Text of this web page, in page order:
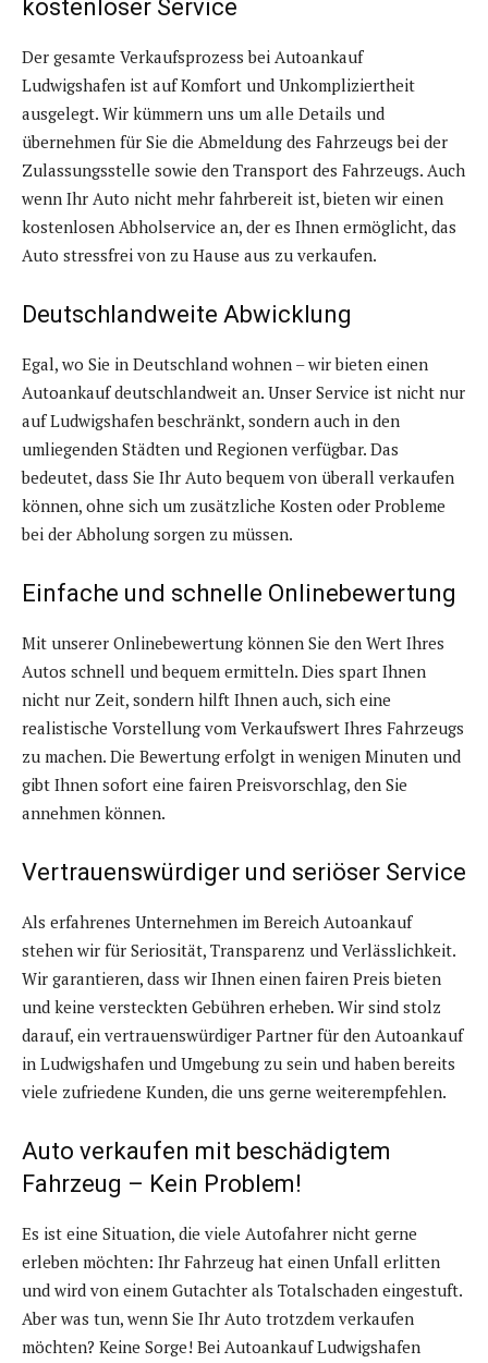
kostenloser Service
Der gesamte Verkaufsprozess bei Autoankauf
Ludwigshafen ist auf Komfort und Unkompliziertheit
ausgelegt. Wir kümmern uns um alle Details und
übernehmen für Sie die Abmeldung des Fahrzeugs bei der
Zulassungsstelle sowie den Transport des Fahrzeugs. Auch
wenn Ihr Auto nicht mehr fahrbereit ist, bieten wir einen
kostenlosen Abholservice an, der es Ihnen ermöglicht, das
Auto stressfrei von zu Hause aus zu verkaufen.
Deutschlandweite Abwicklung
Egal, wo Sie in Deutschland wohnen – wir bieten einen
Autoankauf deutschlandweit an. Unser Service ist nicht nur
auf Ludwigshafen beschränkt, sondern auch in den
umliegenden Städten und Regionen verfügbar. Das
bedeutet, dass Sie Ihr Auto bequem von überall verkaufen
können, ohne sich um zusätzliche Kosten oder Probleme
bei der Abholung sorgen zu müssen.
Einfache und schnelle Onlinebewertung
Mit unserer Onlinebewertung können Sie den Wert Ihres
Autos schnell und bequem ermitteln. Dies spart Ihnen
nicht nur Zeit, sondern hilft Ihnen auch, sich eine
realistische Vorstellung vom Verkaufswert Ihres Fahrzeugs
zu machen. Die Bewertung erfolgt in wenigen Minuten und
gibt Ihnen sofort eine fairen Preisvorschlag, den Sie
annehmen können.
Vertrauenswürdiger und seriöser Service
Als erfahrenes Unternehmen im Bereich Autoankauf
stehen wir für Seriosität, Transparenz und Verlässlichkeit.
Wir garantieren, dass wir Ihnen einen fairen Preis bieten
und keine versteckten Gebühren erheben. Wir sind stolz
darauf, ein vertrauenswürdiger Partner für den Autoankauf
in Ludwigshafen und Umgebung zu sein und haben bereits
viele zufriedene Kunden, die uns gerne weiterempfehlen.
Auto verkaufen mit beschädigtem
Fahrzeug – Kein Problem!
Es ist eine Situation, die viele Autofahrer nicht gerne
erleben möchten: Ihr Fahrzeug hat einen Unfall erlitten
und wird von einem Gutachter als Totalschaden eingestuft.
Aber was tun, wenn Sie Ihr Auto trotzdem verkaufen
möchten? Keine Sorge! Bei Autoankauf Ludwigshafen